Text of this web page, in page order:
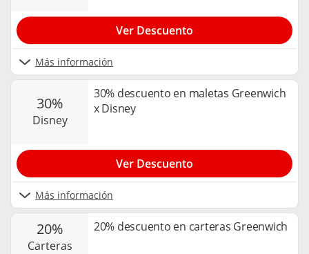
Más información
Ver Descuento
30%
disney
30% descuento en maletas Greenwich
x Disney
Más información
Ver Descuento
20%
carteras
20% descuento en carteras Greenwich